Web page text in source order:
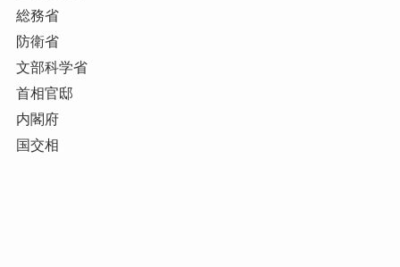
総務省
防衛省
文部科学省
首相官邸
内閣府
国交相